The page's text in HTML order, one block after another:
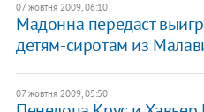
07 жовтня 2009, 06:10
Мадонна передаст
детям-сиротам из
07 жовтня 2009, 05:50